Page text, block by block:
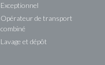
Exceptionnel
Opérateur de transport
combiné
Lavage et dépôt